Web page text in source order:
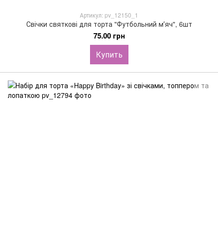
Артикул: pv_12150_1
Свічки святкові для торта "Футбольний мʼяч", 6шт
75.00 грн
Купить